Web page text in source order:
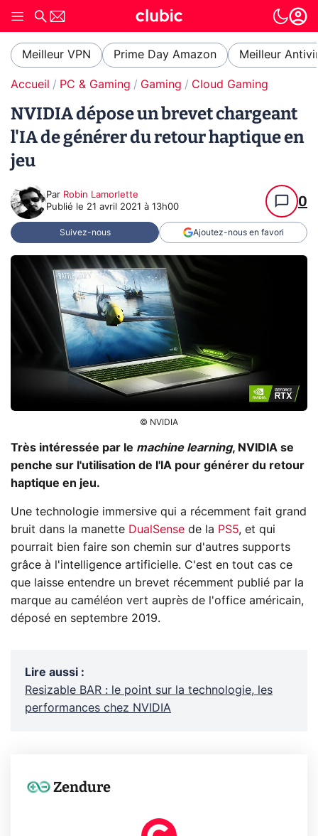
Meilleur VPN Prime Day Amazon Meilleur
Accueil PC & Gaming Gaming Cloud Gaming
NVIDIA dépose un brevet chargeant
l'IA de générer du retour haptique en
jeu
Par Robin Lamorlette
Publié le 21 avril 2021 à 13h00 0
Suivez-nous Ajoutez-nous en favori
© NVIDIA
Très intéressée par le machine learning, NVIDIA se
penche sur l'utilisation de l'IA pour générer du retour
haptique en jeu.
Une technologie immersive qui a récemment fait grand
bruit dans la manette DualSense de la PS5, et qui
pourrait bien faire son chemin sur d'autres supports
grâce à l'intelligence artificielle. C'est en tout cas ce
que laisse entendre un brevet récemment publié par la
marque au caméléon vert auprès de l'office américain,
déposé en septembre 2019.
Lire aussi :
Resizable BAR : le point sur la technologie, les
performances chez NVIDIA
Zendure